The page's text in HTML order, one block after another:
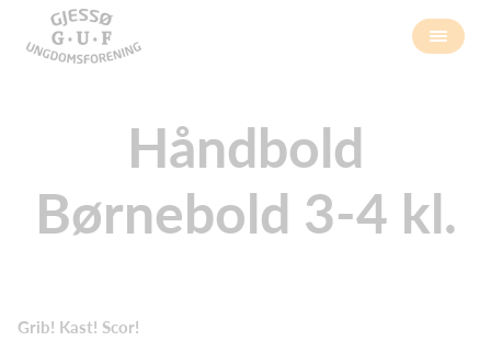
Håndbold
Børnebold 3-4 kl.
Grib! Kast! Scor!